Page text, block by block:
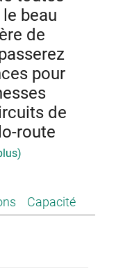
beau
de
pour
de
route
Capacité